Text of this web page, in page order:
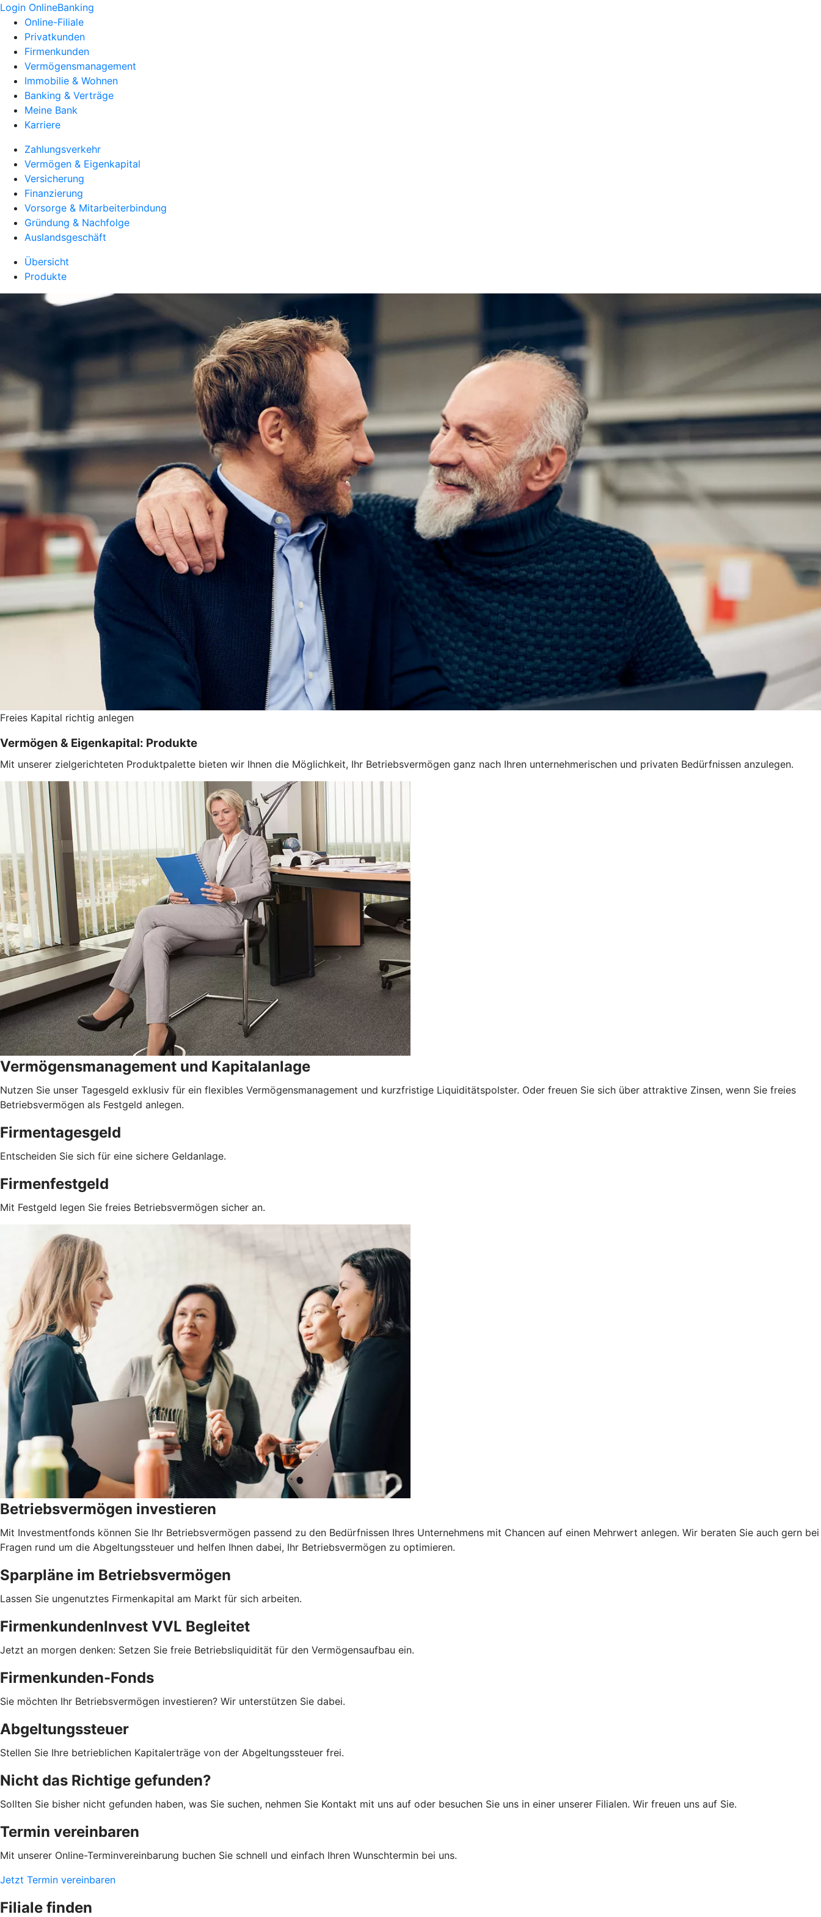
Login OnlineBanking
Online-Filiale
Privatkunden
Firmenkunden
Vermögensmanagement
Immobilie & Wohnen
Banking & Verträge
Meine Bank
Karriere
Zahlungsverkehr
Vermögen & Eigenkapital
Versicherung
Finanzierung
Vorsorge & Mitarbeiterbindung
Gründung & Nachfolge
Auslandsgeschäft
Übersicht
Produkte
Freies Kapital richtig anlegen
Vermögen & Eigenkapital: Produkte
Mit unserer zielgerichteten Produktpalette bieten wir Ihnen die Möglichkeit, Ihr Betriebsvermögen ganz nach Ihren unternehmerischen und privaten Bedürfnissen anzulegen.
Vermögensmanagement und Kapitalanlage
Nutzen Sie unser Tagesgeld exklusiv für ein flexibles Vermögensmanagement und kurzfristige Liquiditätspolster. Oder freuen Sie sich über attraktive Zinsen, wenn Sie freies
Betriebsvermögen als Festgeld anlegen.
Firmentagesgeld
Entscheiden Sie sich für eine sichere Geldanlage.
Firmenfestgeld
Mit Festgeld legen Sie freies Betriebsvermögen sicher an.
Betriebsvermögen investieren
Mit Investmentfonds können Sie Ihr Betriebsvermögen passend zu den Bedürfnissen Ihres Unternehmens mit Chancen auf einen Mehrwert anlegen. Wir beraten Sie auch gern bei
Fragen rund um die Abgeltungssteuer und helfen Ihnen dabei, Ihr Betriebsvermögen zu optimieren.
Sparpläne im Betriebsvermögen
Lassen Sie ungenutztes Firmenkapital am Markt für sich arbeiten.
FirmenkundenInvest VVL Begleitet
Jetzt an morgen denken: Setzen Sie freie Betriebsliquidität für den Vermögensaufbau ein.
Firmenkunden-Fonds
Sie möchten Ihr Betriebsvermögen investieren? Wir unterstützen Sie dabei.
Abgeltungssteuer
Stellen Sie Ihre betrieblichen Kapitalerträge von der Abgeltungssteuer frei.
Nicht das Richtige gefunden?
Sollten Sie bisher nicht gefunden haben, was Sie suchen, nehmen Sie Kontakt mit uns auf oder besuchen Sie uns in einer unserer Filialen. Wir freuen uns auf Sie.
Termin vereinbaren
Mit unserer Online-Terminvereinbarung buchen Sie schnell und einfach Ihren Wunschtermin bei uns.
Jetzt Termin vereinbaren
Filiale finden